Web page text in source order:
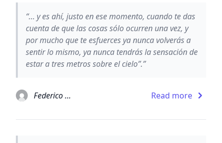
“… y es ahí, justo en ese momento, cuando te das
cuenta de que las cosas sólo ocurren una vez, y
por mucho que te esfuerces ya nunca volverás a
sentir lo mismo, ya nunca tendrás la sensación de
estar a tres metros sobre el cielo”.”
Federico Moccia Read more